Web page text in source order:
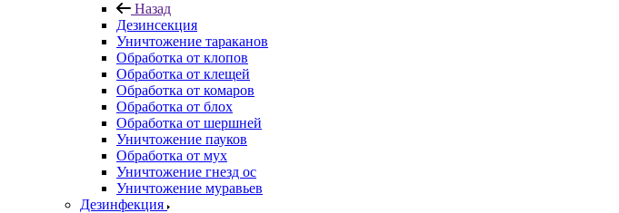
Назад
Дезинсекция
Уничтожение тараканов
Обработка от клопов
Обработка от клещей
Обработка от комаров
Обработка от блох
Обработка от шершней
Уничтожение пауков
Обработка от мух
Уничтожение гнезд ос
Уничтожение муравьев
Дезинфекция